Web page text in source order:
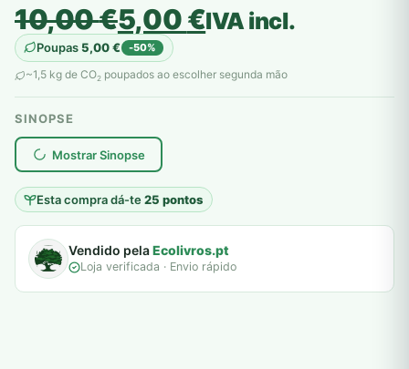
10,00€
O
preço
original
era:
10,00 €.
5,00€
O
preço
atual
é:
5,00 €.
IVA incl.
Poupas5,00€ -50%
~1,5 kg de CO2 poupados ao escolher segunda mão
SINOPSE
Mostrar Sinopse
Esta compra dá-te25 pontos
plantar árvores reais
Vendido pelaEcolivros.pt
Loja verificada · Envio rápido